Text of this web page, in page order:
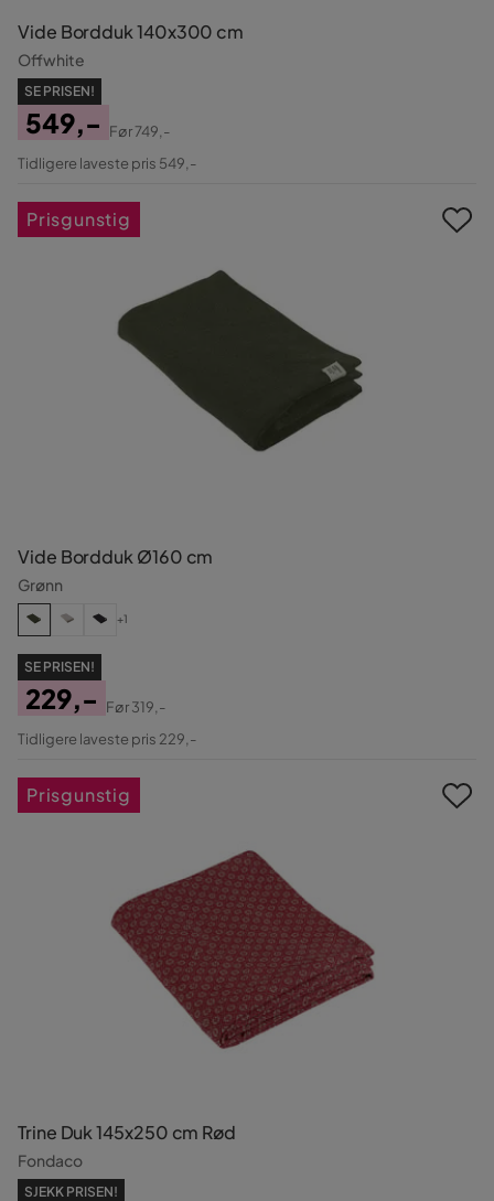
Vide Bordduk 140x300 cm
Offwhite
SE PRISEN!
Pris
549,-
Original
Før749,-
Tidligere laveste pris 549,-
Vide Bordduk Ø160 cm
Grønn
+1
SE PRISEN!
Pris
229,-
Original
Før319,-
Tidligere laveste pris 229,-
Prisgunstig
Trine Duk 145x250 cm Rød
Fondaco
SJEKK PRISEN!
Prisgunstig